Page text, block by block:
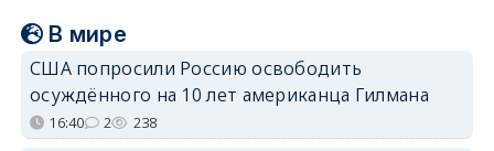
В мире
США попросили Россию освободить
осуждённого на 10 лет американца Гилмана
16:40 2 238